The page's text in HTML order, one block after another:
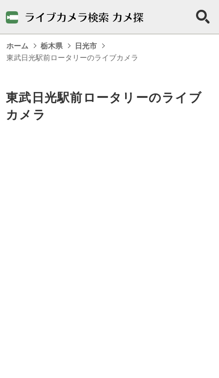
ホーム 栃木県
日光市
東武日光駅前ロータリーのライブカメラ
東武日光駅前ロータリーのライブ
カメラ